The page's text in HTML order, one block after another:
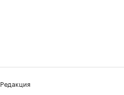
Редакция